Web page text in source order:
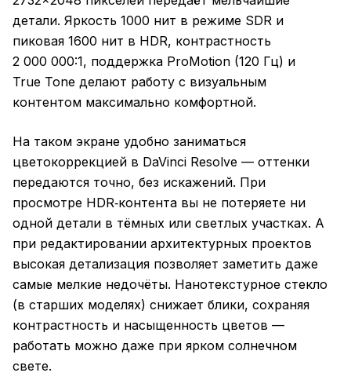
детали. Яркость 1000 нит в режиме SDR и
пиковая 1600 нит в HDR, контрастность
2 000 000:1, поддержка ProMotion (120 Гц) и
True Tone делают работу с визуальным
контентом максимально комфортной.
На таком экране удобно заниматься
цветокоррекцией в DaVinci Resolve — оттенки
передаются точно, без искажений. При
просмотре HDR‑контента вы не потеряете ни
одной детали в тёмных или светлых участках. А
при редактировании архитектурных проектов
высокая детализация позволяет заметить даже
самые мелкие недочёты. Нанотекстурное стекло
(в старших моделях) снижает блики, сохраняя
контрастность и насыщенность цветов —
работать можно даже при ярком солнечном
свете.